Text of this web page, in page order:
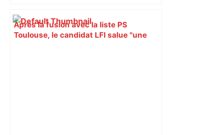
Après la fusion avec la liste PS
Toulouse, le candidat LFI salue "une